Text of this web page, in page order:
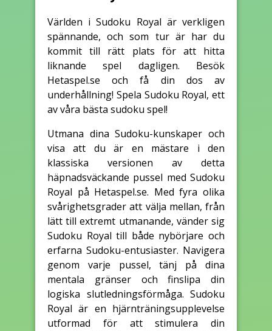
Världen i Sudoku Royal är verkligen
spännande, och som tur är har du
kommit till rätt plats för att hitta
liknande spel dagligen. Besök
Hetaspel.se och få din dos av
underhållning! Spela Sudoku Royal, ett
av våra bästa sudoku spel!
Utmana dina Sudoku-kunskaper och
visa att du är en mästare i den
klassiska versionen av detta
häpnadsväckande pussel med Sudoku
Royal på Hetaspel.se. Med fyra olika
svårighetsgrader att välja mellan, från
lätt till extremt utmanande, vänder sig
Sudoku Royal till både nybörjare och
erfarna Sudoku-entusiaster. Navigera
genom varje pussel, tänj på dina
mentala gränser och finslipa din
logiska slutledningsförmåga. Sudoku
Royal är en hjärnträningsupplevelse
utformad för att stimulera din